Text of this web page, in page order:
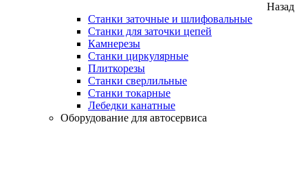
Назад
Станки заточные и шлифовальные
Станки для заточки цепей
Камнерезы
Станки циркулярные
Плиткорезы
Станки сверлильные
Станки токарные
Лебедки канатные
Оборудование для автосервиса